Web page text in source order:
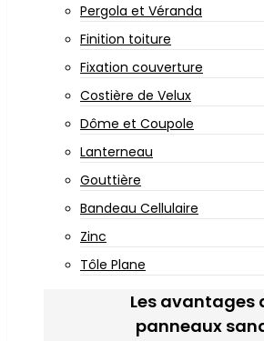
Pergola et Véranda
Finition toiture
Fixation couverture
Costière de Velux
Dôme et Coupole
Lanterneau
Gouttière
Bandeau Cellulaire
Zinc
Tôle Plane
Les avantages
panneaux